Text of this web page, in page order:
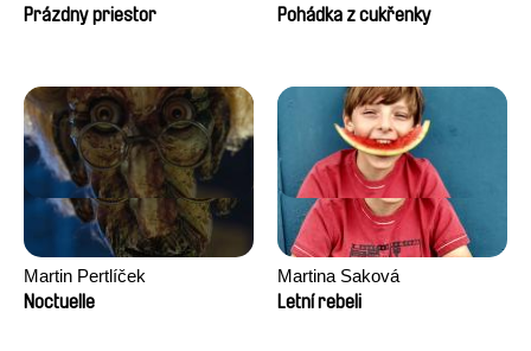
Prázdny priestor
(Přibylová)
Pohádka z cukřenky
Martin Pertlíček
Noctuelle
Martina Saková
Letní rebeli